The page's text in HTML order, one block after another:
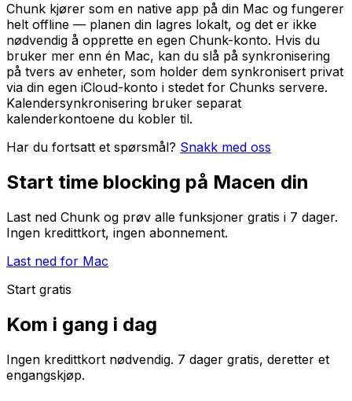
Chunk kjører som en native app på din Mac og fungerer
helt offline — planen din lagres lokalt, og det er ikke
nødvendig å opprette en egen Chunk-konto. Hvis du
bruker mer enn én Mac, kan du slå på synkronisering
på tvers av enheter, som holder dem synkronisert privat
via din egen iCloud-konto i stedet for Chunks servere.
Kalendersynkronisering bruker separat
kalenderkontoene du kobler til.
Har du fortsatt et spørsmål? Snakk med oss
Start time blocking på Macen din
Last ned Chunk og prøv alle funksjoner gratis i 7 dager.
Ingen kredittkort, ingen abonnement.
Last ned for Mac
Start gratis
Kom i gang i dag
Ingen kredittkort nødvendig. 7 dager gratis, deretter et
engangskjøp.